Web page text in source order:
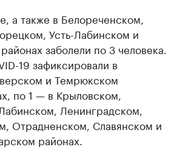
а также в Белореченском,
Усть-Лабинском и
заболели по 3 человека.
19 зафиксировали в
и Темрюкском
по 1 — в Крыловском,
Ленинградском,
Отрадненском, Славянском и
районах.